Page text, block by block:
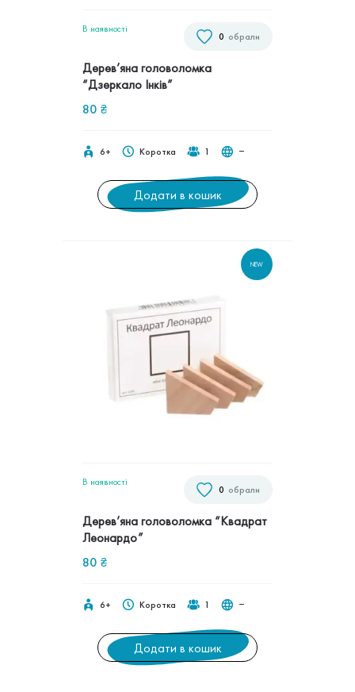
обрали
0
В наявностi
Дерев’яна головоломка
“Дзеркало Інків”
80 ₴
6+ Коротка 1 ‒
Додати в кошик
NEW
обрали
0
В наявностi
Дерев’яна головоломка “Квадрат
Леонардо”
80 ₴
6+ Коротка 1 ‒
Додати в кошик